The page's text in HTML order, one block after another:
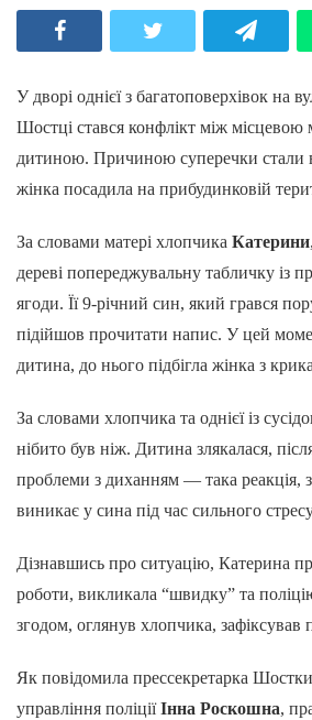
У дворі однієї з багатоповерхівок на
Шостці стався конфлікт між
дитиною. Причиною суперечки стали
жінка посадила на прибудинковій
За словами матері хлопчика Катерини
дереві попереджувальну табличку із
ягоди. Її 9-річний син, який грався
підійшов прочитати напис. У цей
дитина, до нього підбігла жінка з
За словами хлопчика та однієї із
нібито був ніж. Дитина злякалася,
проблеми з диханням — така реакція,
виникає у сина під час сильного
Дізнавшись про ситуацію, Катерина
роботи, викликала “швидку” та
згодом, оглянув хлопчика, зафіксував
Як повідомила прессекретарка
управління поліціїІнна Роскошна,